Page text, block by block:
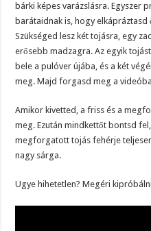
bárki képes varázslásra. Egyszer
barátaidnak is, hogy elkápráztasd
Szükséged lesz két tojásra, egy
erősebb madzagra. Az egyik
bele a pulóver újába, és a két
meg. Majd forgasd meg a
Amikor kivetted, a friss és a
meg. Ezután mindkettőt bontsd
megforgatott tojás fehérje
nagy sárga.
Ugye hihetetlen? Megéri